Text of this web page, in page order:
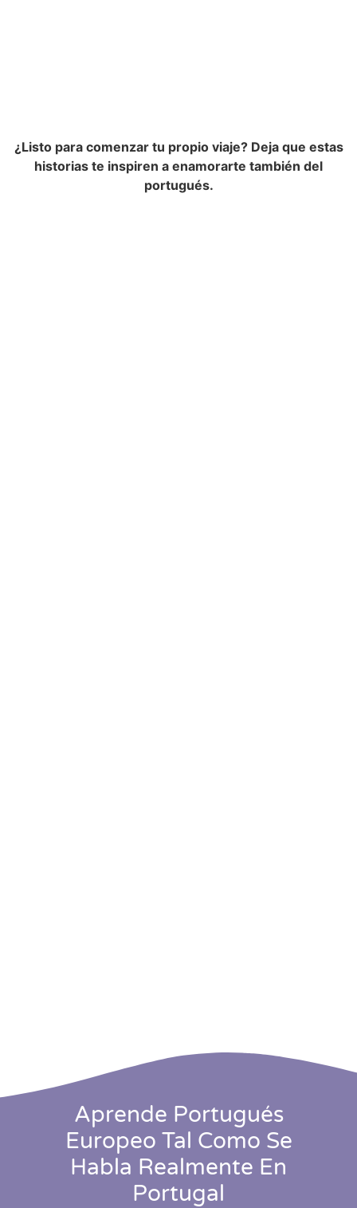
¿Listo para comenzar tu propio viaje? Deja que estas
historias te inspiren a enamorarte también del
portugués.
Aprende Portugués
Europeo Tal Como Se
Habla Realmente En
Portugal